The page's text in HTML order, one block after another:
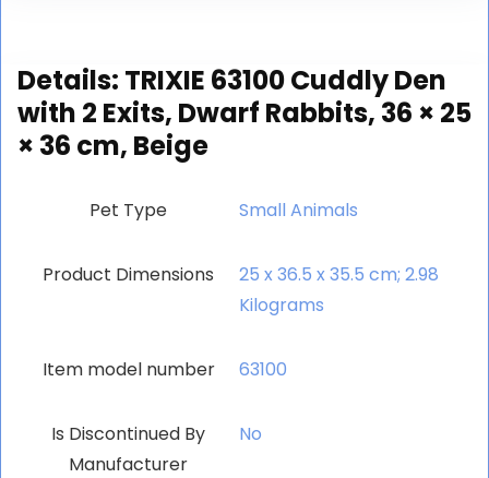
Details: TRIXIE 63100 Cuddly Den
with 2 Exits, Dwarf Rabbits, 36 × 25
× 36 cm, Beige
Pet Type ‎Small Animals
Product Dimensions
‎25 x 36.5 x 35.5 cm; 2.98
Kilograms
Item model number ‎63100
Is Discontinued By
Manufacturer
‎No